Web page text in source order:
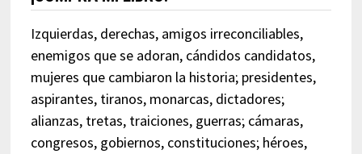
Izquierdas, derechas, amigos irreconciliables,
enemigos que se adoran, cándidos candidatos,
mujeres que cambiaron la historia; presidentes,
aspirantes, tiranos, monarcas, dictadores;
alianzas, tretas, traiciones, guerras; cámaras,
congresos, gobiernos, constituciones; héroes,